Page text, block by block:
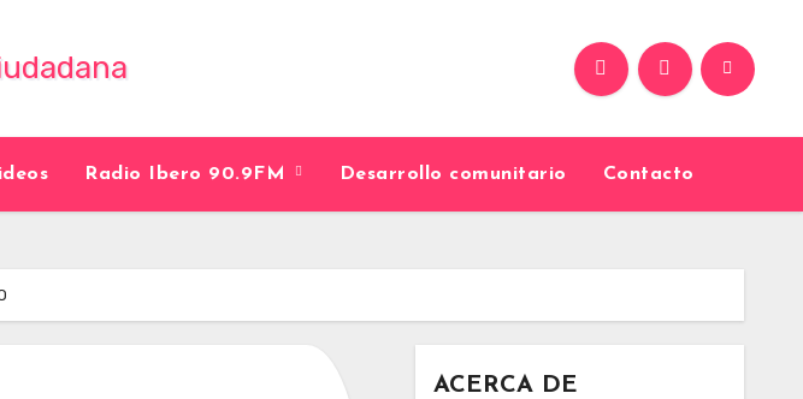
Radio Ibero 90.9FM Desarrollo comunitario Contacto
ACERCA DE